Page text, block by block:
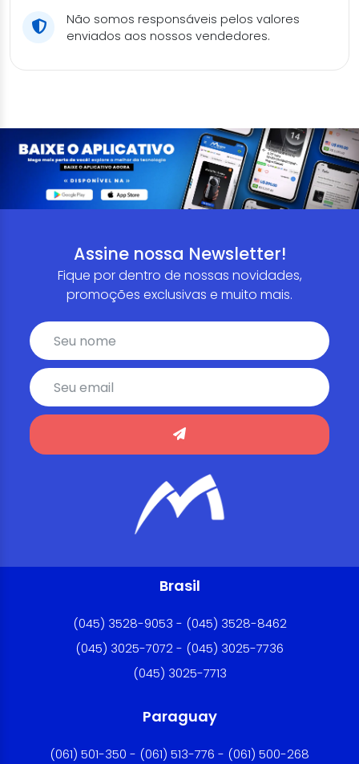
Não somos responsáveis pelos valores
enviados aos nossos vendedores.
Assine nossa Newsletter!
Fique por dentro de nossas novidades,
promoções exclusivas e muito mais.
Brasil
(045) 3528-9053 - (045) 3528-8462
(045) 3025-7072 - (045) 3025-7736
(045) 3025-7713
Paraguay
(061) 501-350 - (061) 513-776 - (061) 500-268